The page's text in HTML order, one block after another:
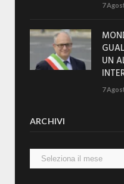
7
UN
7
ARCHIVI
Archivi